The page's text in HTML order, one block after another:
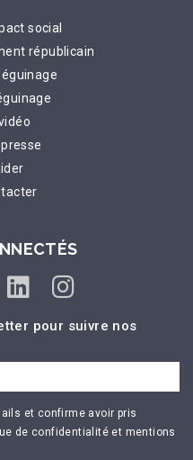
social
républicain
pour suivre nos
et confirme avoir pris
de confidentialité et mentions